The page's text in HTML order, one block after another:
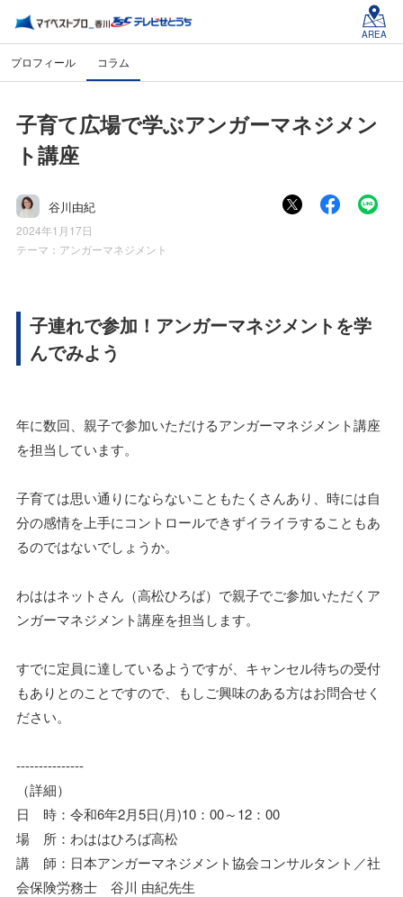
AREA
プロフィール コラム
子育て広場で学ぶアンガーマネジメン
ト講座
谷川由紀
2024年1月17日
テーマ： アンガーマネジメント
子連れで参加！アンガーマネジメントを学
んでみよう
年に数回、親子で参加いただけるアンガーマネジメント講座
を担当しています。
子育ては思い通りにならないこともたくさんあり、時には自
分の感情を上手にコントロールできずイライラすることもあ
るのではないでしょうか。
わははネットさん（高松ひろば）で親子でご参加いただくア
ンガーマネジメント講座を担当します。
すでに定員に達しているようですが、キャンセル待ちの受付
もありとのことですので、もしご興味のある方はお問合せく
ださい。
---------------
（詳細）
日 時：令和6年2月5日(月)10：00～12：00
場 所：わははひろば高松
講 師：日本アンガーマネジメント協会コンサルタント／社
会保険労務士 谷川 由紀先生